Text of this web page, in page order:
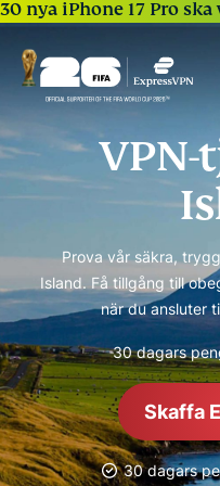
30 nya iPhone 17 Pro
Prova vår säkra,
Island. Få tillgång till
när du ansluter
30 dagars
Skaffa
30 dagars